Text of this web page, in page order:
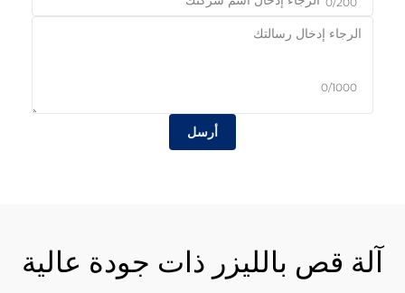
0/1000
أرسل
آلة قص بالليزر ذات جودة عالية